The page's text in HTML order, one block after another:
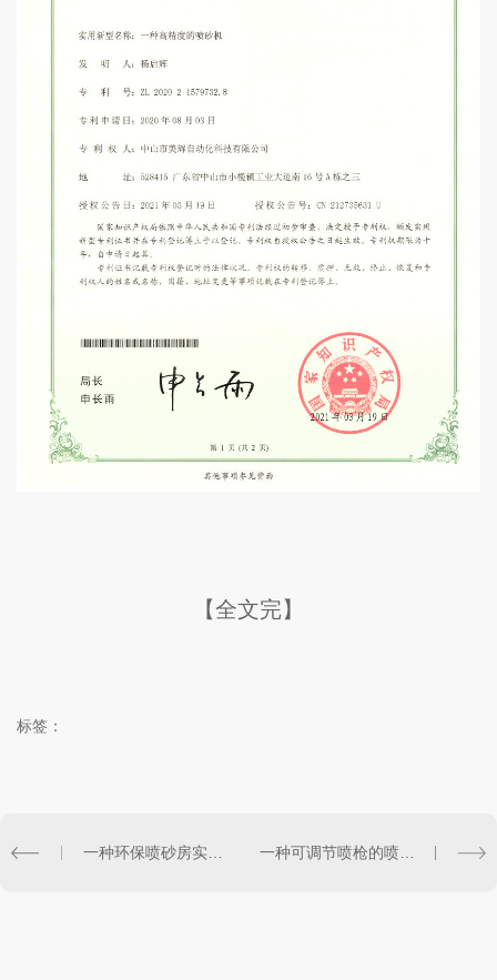
【全文完】
标签：
一种环保喷砂房实用型证书 一种可调节喷枪的喷磨机实用型证书